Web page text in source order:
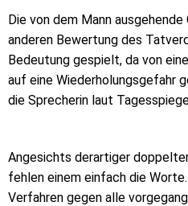
Die von dem Mann
anderen Bewertung des
Bedeutung gespielt, da von
auf eine Wiederholungsgefahr
die Sprecherin laut
Angesichts derartiger
fehlen einem einfach die
Verfahren gegen alle